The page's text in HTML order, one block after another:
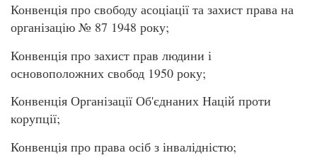
Конвенція про свободу асоціації та захист права на
організацію № 87 1948 року;
Конвенція про захист прав людини і
основоположних свобод 1950 року;
Конвенція Організації Об'єднаних Націй проти
корупції;
Конвенція про права осіб з інвалідністю;